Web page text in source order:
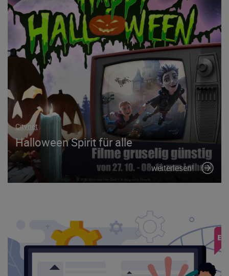
Citynet
Halloween Spirit für alle
weiterlesen!